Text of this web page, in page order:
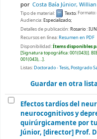
por Costa Baía Júnior, Willian
Tipo de material: Texto; Formato:
Audiencia:Especializado;
Detalles de publicación:Rosario :
Recursos en línea:Resumen en PDF
Disponibilidad:Ítems disponibles
Signatura topográfica:001(043) .
001(043), .. .
Listas:Doctorado - Tesis,Postgrado
Guardar en otra lista
Efectos tardíos del
neurocognitivos y
quirúrgicamente por
Júnior, [director] Prof.